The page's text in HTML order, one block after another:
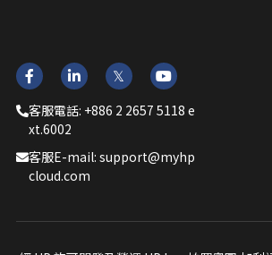
客服電話: +886 2 2657 5118 e
xt.6002
客服E-mail: support@myhp
cloud.com